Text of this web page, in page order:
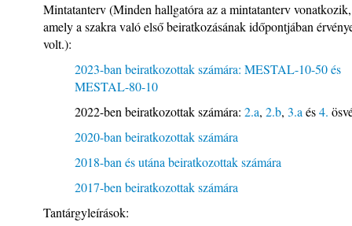
Mintatanterv (Minden hallgatóra az a mintatanterv vonatkozik,
amely a szakra való első beiratkozásának időpontjában
volt.):
2023-ban beiratkozottak számára: MESTAL-10-50 és
MESTAL-80-10
2022-ben beiratkozottak számára: 2.a, 2.b, 3.a és4.
2020-ban beiratkozottak számára
2018-ban és utána beiratkozottak számára
2017-ben beiratkozottak számára
Tantárgyleírások: